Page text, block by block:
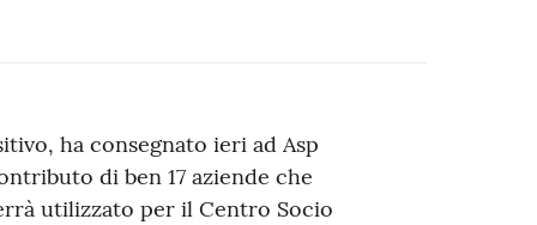
ha consegnato ieri ad Asp
di ben 17 aziende che
utilizzato per il Centro Socio